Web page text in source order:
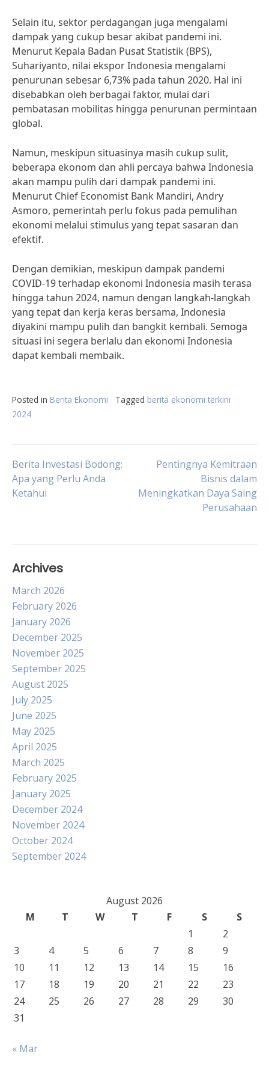
Selain itu, sektor perdagangan juga mengalami
dampak yang cukup besar akibat pandemi ini.
Menurut Kepala Badan Pusat Statistik (BPS),
Suhariyanto, nilai ekspor Indonesia mengalami
penurunan sebesar 6,73% pada tahun 2020. Hal ini
disebabkan oleh berbagai faktor, mulai dari
pembatasan mobilitas hingga penurunan permintaan
global.
Namun, meskipun situasinya masih cukup sulit,
beberapa ekonom dan ahli percaya bahwa Indonesia
akan mampu pulih dari dampak pandemi ini.
Menurut Chief Economist Bank Mandiri, Andry
Asmoro, pemerintah perlu fokus pada pemulihan
ekonomi melalui stimulus yang tepat sasaran dan
efektif.
Dengan demikian, meskipun dampak pandemi
COVID-19 terhadap ekonomi Indonesia masih terasa
hingga tahun 2024, namun dengan langkah-langkah
yang tepat dan kerja keras bersama, Indonesia
diyakini mampu pulih dan bangkit kembali. Semoga
situasi ini segera berlalu dan ekonomi Indonesia
dapat kembali membaik.
Posted in Berita Ekonomi Tagged berita ekonomi terkini
2024
Post
navigation
Berita Investasi Bodong:
Apa yang Perlu Anda
Ketahui
Pentingnya Kemitraan
Bisnis dalam
Meningkatkan Daya Saing
Perusahaan
Archives
March 2026
February 2026
January 2026
December 2025
November 2025
September 2025
August 2025
July 2025
June 2025
May 2025
April 2025
March 2025
February 2025
January 2025
December 2024
November 2024
October 2024
September 2024
August 2026
M
T W T F S
S
1
2
3
4 5 6 7 8
9
10
11 12 13 14 15
16
17
18 19 20 21 22
23
24
25 26 27 28 29
30
31
« Mar